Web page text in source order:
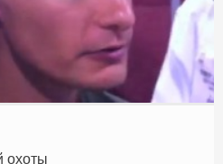
охоты